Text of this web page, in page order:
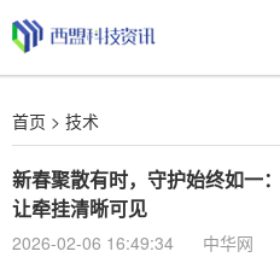
首页 > 技术
新春聚散有时，守护始终如一
让牵挂清晰可见
2026-02-06 16:49:34 中华网